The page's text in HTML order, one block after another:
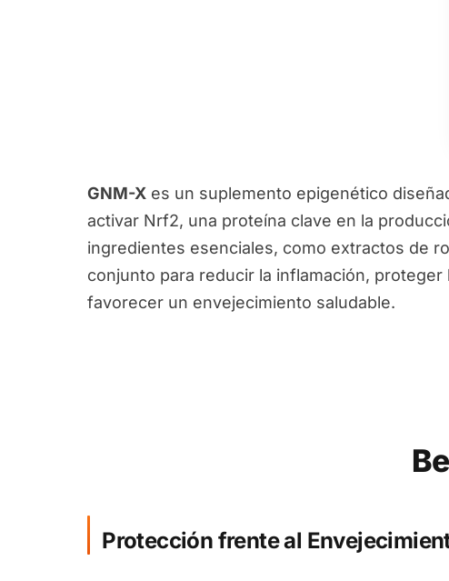
GNM-X es un suplemento epigenético
activar Nrf2, una proteína clave en la
ingredientes esenciales, como extractos de
conjunto para reducir la inflamación,
favorecer un envejecimiento saludable.
Protección frente al